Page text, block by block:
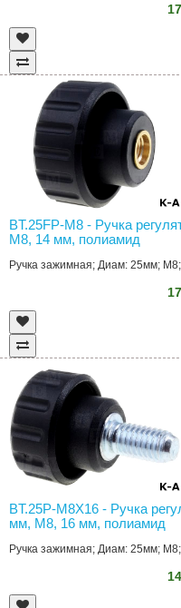
BT.25FP-M8 - Ручка
M8, 14 мм, полиамид
Ручка зажимная; Диам: 25мм;
BT.25P-M8X16 - Ручка
мм, M8, 16 мм, полиамид
Ручка зажимная; Диам: 25мм;